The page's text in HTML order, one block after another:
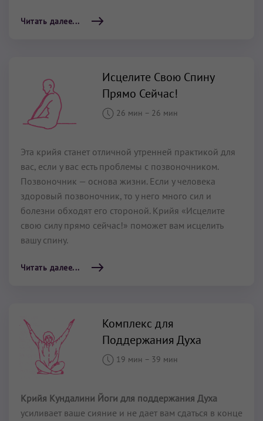
Читать далее...
Исцелите Свою Спину
Прямо Сейчас!
26 мин – 26 мин
Эта крийя станет отличной утренней практикой для
вас, если у вас есть проблемы с позвоночником.
Позвоночник — основа жизни. Если у человека
здоровый позвоночник, то у него много сил и
болезни обходят его стороной. Крийя «Исцелите
свою силу прямо сейчас!» поможет вам исцелить
вашу спину.
Читать далее...
Комплекс для
Поддержания Духа
19 мин – 39 мин
Крийя Кундалини Йоги для поддержания Духа
усиливает ваше сияние и не дает вам сдаться в конце